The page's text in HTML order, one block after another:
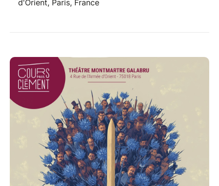
d'Orient, Paris, France